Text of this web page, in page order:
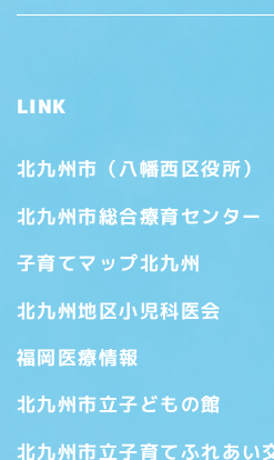
LINK
北九州市（八幡西区役所）
北九州市総合療育センター
子育てマップ北九州
北九州地区小児科医会
福岡医療情報
北九州市立子どもの館
北九州市立子育てふれあい